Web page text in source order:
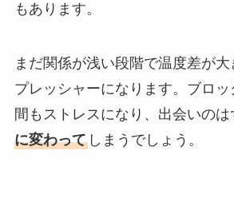
もあります。
まだ関係が浅い段階で温度差が
プレッシャーになります。ブロ
間もストレスになり、出会いのは
に変わってしまうでしょう。